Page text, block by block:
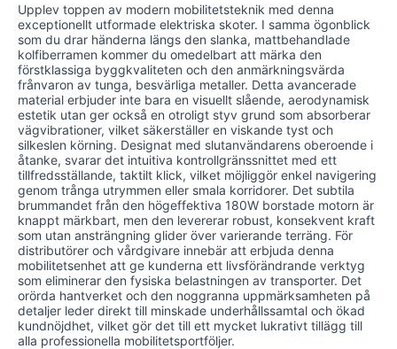
Upplev toppen av modern mobilitetsteknik med denna
exceptionellt utformade elektriska skoter. I samma ögonblick
som du drar händerna längs den slanka, mattbehandlade
kolfiberramen kommer du omedelbart att märka den
förstklassiga byggkvaliteten och den anmärkningsvärda
frånvaron av tunga, besvärliga metaller. Detta avancerade
material erbjuder inte bara en visuellt slående, aerodynamisk
estetik utan ger också en otroligt styv grund som absorberar
vägvibrationer, vilket säkerställer en viskande tyst och
silkeslen körning. Designat med slutanvändarens oberoende i
åtanke, svarar det intuitiva kontrollgränssnittet med ett
tillfredsställande, taktilt klick, vilket möjliggör enkel navigering
genom trånga utrymmen eller smala korridorer. Det subtila
brummandet från den högeffektiva 180W borstade motorn är
knappt märkbart, men den levererar robust, konsekvent kraft
som utan ansträngning glider över varierande terräng. För
distributörer och vårdgivare innebär att erbjuda denna
mobilitetsenhet att ge kunderna ett livsförändrande verktyg
som eliminerar den fysiska belastningen av transporter. Det
orörda hantverket och den noggranna uppmärksamheten på
detaljer leder direkt till minskade underhållssamtal och ökad
kundnöjdhet, vilket gör det till ett mycket lukrativt tillägg till
alla professionella mobilitetsportföljer.